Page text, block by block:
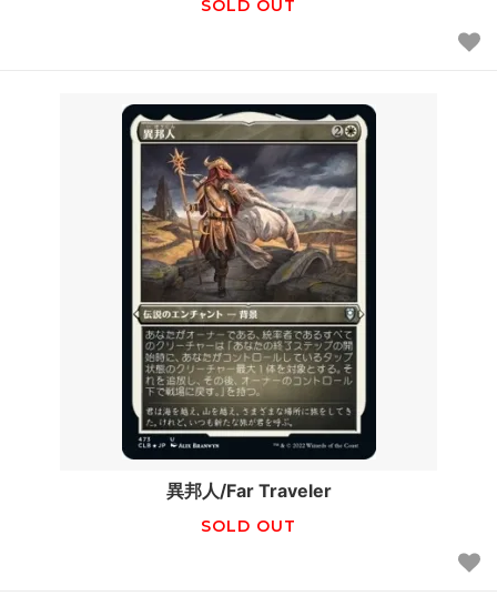
SOLD OUT
異邦人/Far Traveler
SOLD OUT